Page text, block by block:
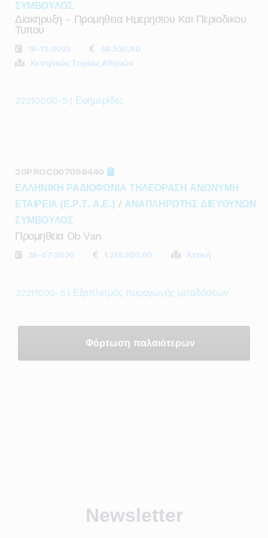
ΣΥΜΒΟΥΛΟΣ
Διακηρυξη - Προμηθεια Ημερησιου Και Περιοδικου
Τυπου
18-12-2023
48.520,80
Κεντρικός Τομέας Αθηνών
22210000-5 | Εφημερίδες
20PROC007098440
ΕΛΛΗΝΙΚΗ ΡΑΔΙΟΦΩΝΙΑ ΤΗΛΕΟΡΑΣΗ ΑΝΩΝΥΜΗ
ΕΤΑΙΡΕΙΑ (Ε.Ρ.Τ. Α.Ε.) / ΑΝΑΠΛΗΡΩΤΗΣ ΔΙΕΥΘΥΝΩΝ
ΣΥΜΒΟΥΛΟΣ
Προμηθεια Ob Van
28-07-2020 1.215.200,00 Αττική
32211000-5 | Εξοπλισμός παραγωγής μεταδόσεων
Φόρτωση παλαιότερων